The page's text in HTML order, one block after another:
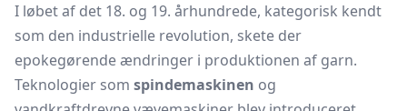
I løbet af det 18. og 19. århundrede, kategorisk kendt
som den industrielle revolution, skete der
epokegørende ændringer i produktionen af garn.
Teknologier som spindemaskinen og